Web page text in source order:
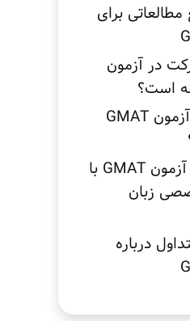
مطالعاتی برای
در آزمون
چگونه برای آزمون GMAT
آمادگی برای آزمون GMAT با
زبان
درباره